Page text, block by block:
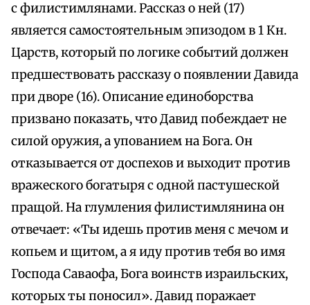
с филистимлянами. Рассказ о ней (17)
является самостоятельным эпизодом в 1 Кн.
Царств, который по логике событий должен
предшествовать рассказу о появлении Давида
при дворе (16). Описание единоборства
призвано показать, что Давид побеждает не
силой оружия, а упованием на Бога. Он
отказывается от доспехов и выходит против
вражеского богатыря с одной пастушеской
пращой. На глумления филистимлянина он
отвечает: «Ты идешь против меня с мечом и
копьем и щитом, а я иду против тебя во имя
Господа Саваофа, Бога воинств израильских,
которых ты поносил». Давид поражает